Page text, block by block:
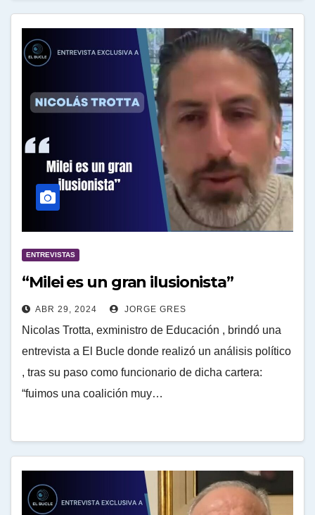
ENTREVISTAS
“Milei es un gran ilusionista”
ABR 29, 2024 JORGE GRES
Nicolas Trotta, exministro de Educación , brindó una
entrevista a El Bucle donde realizó un análisis político
, tras su paso como funcionario de dicha cartera:
“fuimos una coalición muy…